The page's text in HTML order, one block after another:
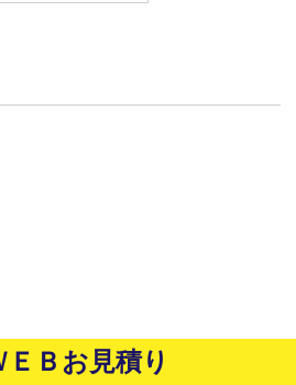
ＥＢお見積り